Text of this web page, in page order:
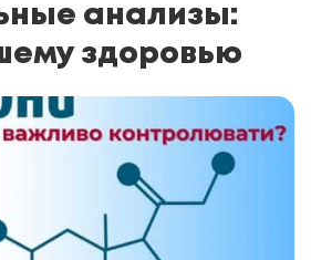
анализы:
здоровью